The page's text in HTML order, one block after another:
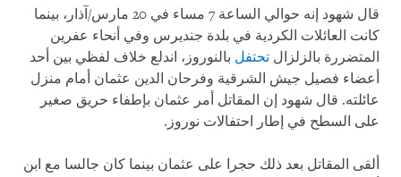
قال شهود إنه حوالي الساعة 7 مساء في 20 مارس/آذار، بينما
كانت العائلات الكردية في بلدة جنديرس وفي أنحاء عفرين
المتضررة بالزلزال تحتفل بالنوروز، اندلع خلاف لفظي بين أحد
أعضاء فصيل جيش الشرقية وفرحان الدين عثمان أمام منزل
عائلته. قال شهود إن المقاتل أمر عثمان بإطفاء حريق صغير
على السطح في إطار احتفالات نوروز.
ألقى المقاتل بعد ذلك حجرا على عثمان بينما كان جالسا مع ابن